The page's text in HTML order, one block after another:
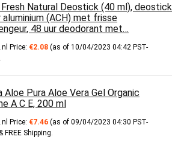
Fresh Natural Deostick (40 ml), deostick
aluminium (ACH) met frisse
48 uur deodorant met…
Price: €2.08 (as of 10/04/2023 04:42 PST-
.
Aloe Pura Aloe Vera Gel Organic
A C E, 200 ml
Price: €7.46 (as of 09/04/2023 04:30 PST-
&FREE Shipping.